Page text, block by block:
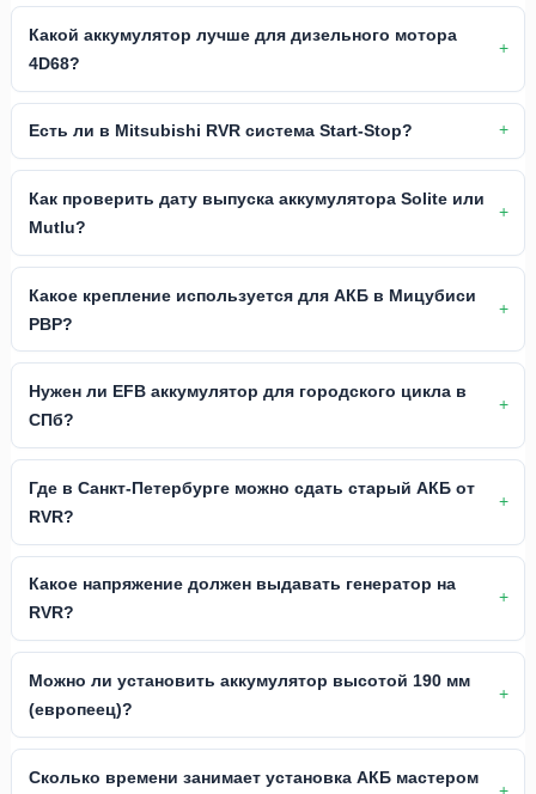
Какой аккумулятор лучше для дизельного мотора
4D68?
Есть ли в Mitsubishi RVR система Start-Stop?
Как проверить дату выпуска аккумулятора Solite или
Mutlu?
Какое крепление используется для АКБ в Мицубиси
РВР?
Нужен ли EFB аккумулятор для городского цикла в
СПб?
Где в Санкт-Петербурге можно сдать старый АКБ от
RVR?
Какое напряжение должен выдавать генератор на
RVR?
Можно ли установить аккумулятор высотой 190 мм
(европеец)?
Сколько времени занимает установка АКБ мастером